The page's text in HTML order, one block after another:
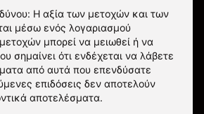
Η αξία των μετοχών και των
μέσω ενός λογαριασμού
μπορεί να μειωθεί ή να
σημαίνει ότι ενδέχεται να λάβετε
από αυτά που επενδύσατε
επιδόσεις δεν αποτελούν
αποτελέσματα.